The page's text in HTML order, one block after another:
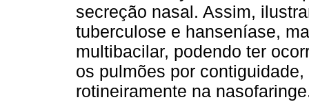
secreção nasal. Assim,
tuberculose e hanseníase,
multibacilar, podendo ter
os pulmões por
rotineiramente na